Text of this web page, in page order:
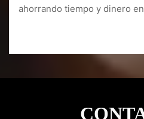
ahorrando tiempo y dinero